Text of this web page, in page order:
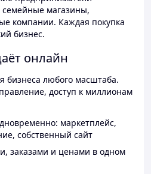
магазины,
компании. Каждая покупка
бизнес.
онлайн
бизнеса любого масштаба.
доступ к миллионам
маркетплейс,
собственный сайт
заказами и ценами в одном